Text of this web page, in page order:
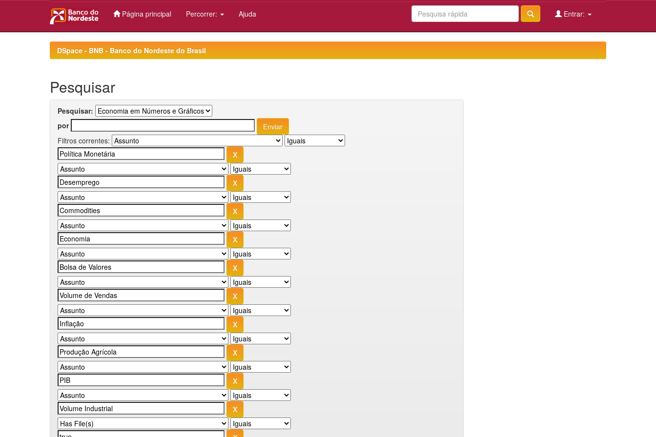
Página principal Percorrer: Ajuda Entrar:
DSpace - BNB - Banco do Nordeste do Brasil
Pesquisar
Pesquisar:
por
Filtros correntes: